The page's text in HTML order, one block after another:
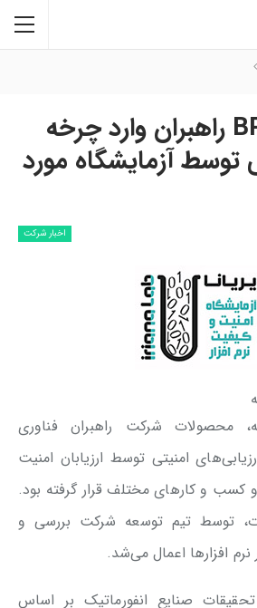
نرم افزار BPMS راهبران وارد چرخه
توسط آزمایشگاه مورد
اخبار شرکت
محصولات شرکت راهبران فناوری
امنیتی توسط ارزیابان امنیت
و کسب و کارهای مختلف قرار گرفته بود.
توسط تیم توسعه شرکت بررسی و
افزارها اعمال می‌شد.
مرکز تحقیقات صنایع انفورماتیک بر اساس